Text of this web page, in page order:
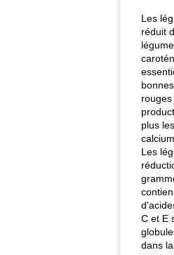
Les
réduit
plus
Les
C et E
dans